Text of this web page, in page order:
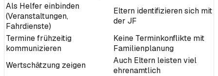
Als Helfer einbinden
(Veranstaltungen,
Fahrdienste)
Eltern identifizieren sich mit
der JF
Termine frühzeitig
kommunizieren
Keine Terminkonflikte mit
Familienplanung
Wertschätzung zeigen
Auch Eltern leisten viel
ehrenamtlich